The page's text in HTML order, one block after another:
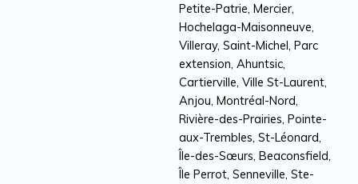
Petite-Patrie, Mercier,
Hochelaga-Maisonneuve,
Villeray, Saint-Michel, Parc
extension, Ahuntsic,
Cartierville, Ville St-Laurent,
Anjou, Montréal-Nord,
Rivière-des-Prairies, Pointe-
aux-Trembles, St-Léonard,
Île-des-Sœurs, Beaconsfield,
Île Perrot, Senneville, Ste-